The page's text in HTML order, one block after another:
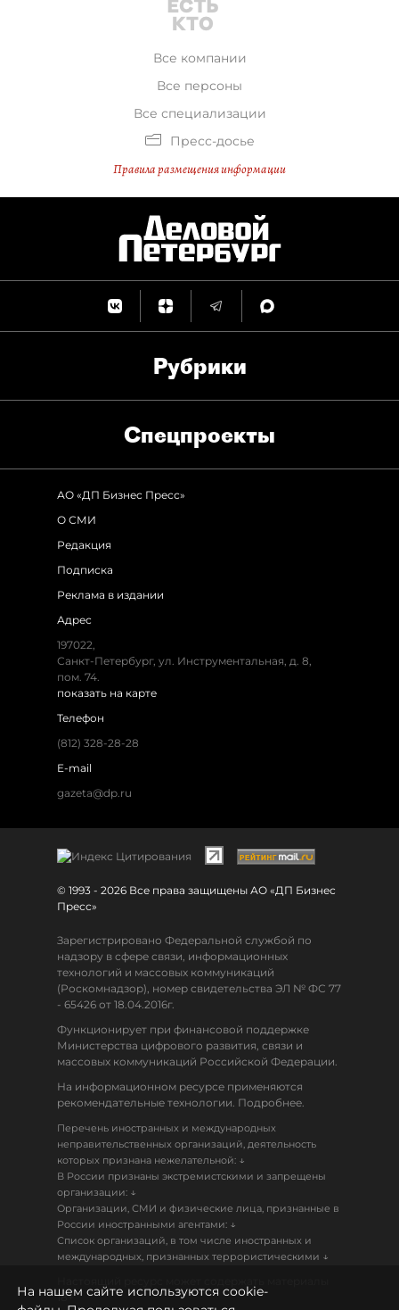
Все компании
Все персоны
Все специализации
Пресс-досье
Правила размещения информации
Рубрики
Спец­проекты
АО «ДП Бизнес Пресс»
О СМИ
Редакция
Подписка
Реклама в издании
Адрес
197022,
Санкт-Петербург, ул. Инструментальная, д. 8,
пом. 74.
показать на карте
Телефон
(812) 328-28-28
E-mail
gazeta@dp.ru
© 1993 - 2026 Все права защищены АО «ДП Бизнес
Пресс»
Зарегистрировано Федеральной службой по
надзору в сфере связи, информационных
технологий и массовых коммуникаций
(Роскомнадзор), номер свидетельства ЭЛ № ФС 77
- 65426 от 18.04.2016г.
Функционирует при финансовой поддержке
Министерства цифрового развития, связи и
массовых коммуникаций Российской Федерации.
На информационном ресурсе применяются
рекомендательные технологии. Подробнее.
Перечень иностранных и международных
неправительственных организаций, деятельность
которых признана нежелательной: ↓
В России признаны экстремистскими и запрещены
организации: ↓
Организации, СМИ и физические лица, признанные в
России иностранными агентами: ↓
Список организаций, в том числе иностранных и
международных, признанных террористическими ↓
18+
На нашем сайте используются cookie-